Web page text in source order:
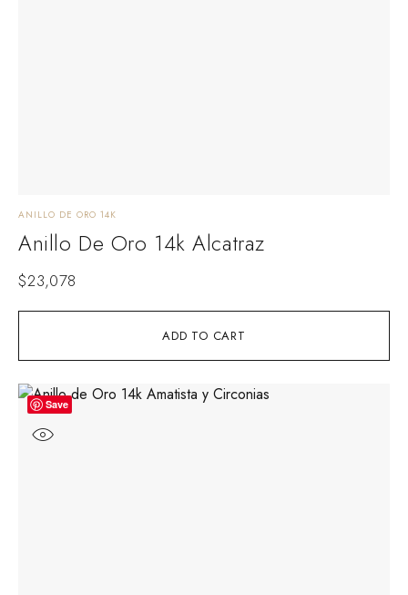
ADD TO CART
ANILLO DE ORO 14K
Anillo De Oro 14k Alcatraz
$23,078
Save